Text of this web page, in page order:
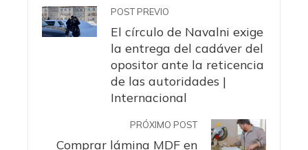
POST PREVIO
El círculo de Navalni exige
la entrega del cadáver del
opositor ante la reticencia
de las autoridades |
Internacional
PRÓXIMO POST
Comprar lámina MDF en